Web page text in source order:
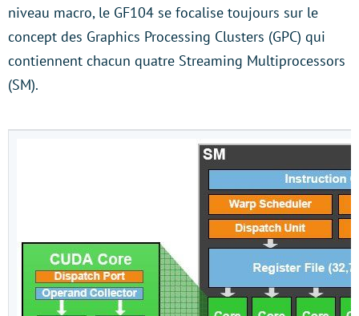
niveau macro, le GF104 se focalise toujours sur le
concept des Graphics Processing Clusters (GPC) qui
contiennent chacun quatre Streaming Multiprocessors
(SM).